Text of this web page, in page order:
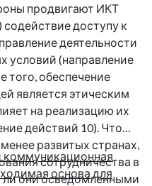
продвигают ИКТ
содействие доступу к
деятельности
условий (направление
того, обеспечение
является этическим
на реализацию их
действий 10). Что
развитых странах,
сотрудничества в
ли они осведомленными
коммуникационная
основа для